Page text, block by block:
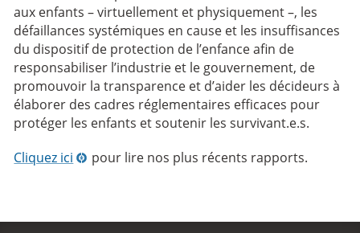
aux enfants – virtuellement et physiquement –, les
défaillances systémiques en cause et les insuffisances
du dispositif de protection de l’enfance afin de
responsabiliser l’industrie et le gouvernement, de
promouvoir la transparence et d’aider les décideurs à
élaborer des cadres réglementaires efficaces pour
protéger les enfants et soutenir les survivant.e.s.
Cliquez ici
pour lire nos plus récents rapports.